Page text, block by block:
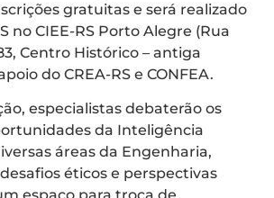
gratuitas e será realizado
no CIEE-RS Porto Alegre (Rua
Centro Histórico – antiga
do CREA-RS e CONFEA.
especialistas debaterão os
da Inteligência
áreas da Engenharia,
éticos e perspectivas